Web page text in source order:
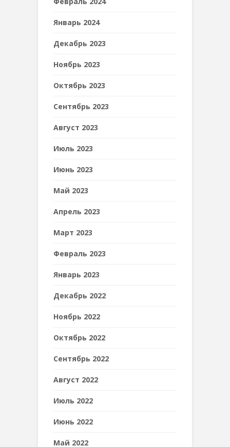
Январь 2024
Декабрь 2023
Ноябрь 2023
Октябрь 2023
Сентябрь 2023
Август 2023
Июль 2023
Июнь 2023
Май 2023
Апрель 2023
Март 2023
Февраль 2023
Январь 2023
Декабрь 2022
Ноябрь 2022
Октябрь 2022
Сентябрь 2022
Август 2022
Июль 2022
Июнь 2022
Май 2022